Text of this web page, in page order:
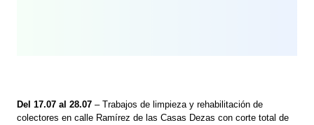
Del 17.07 al 28.07– Trabajos de limpieza y rehabilitación de
colectores en calle Ramírez de las Casas Dezas con corte total de